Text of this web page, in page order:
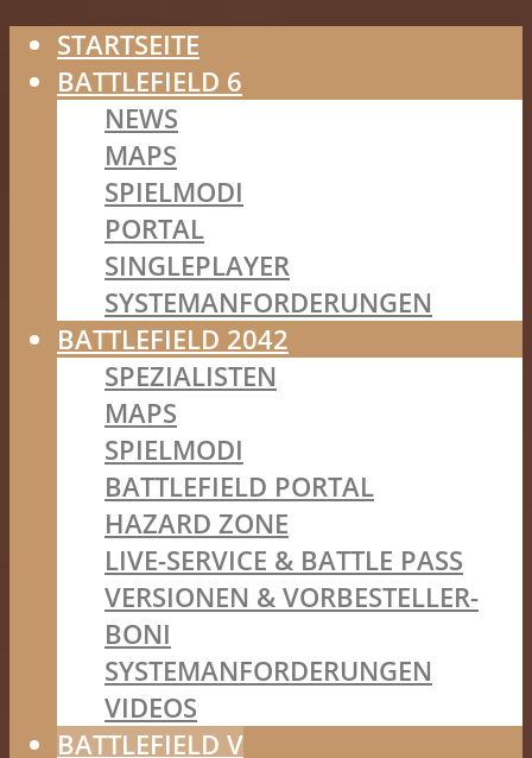
STARTSEITE
BATTLEFIELD 6
NEWS
MAPS
SPIELMODI
PORTAL
SINGLEPLAYER
SYSTEMANFORDERUNGEN
BATTLEFIELD 2042
SPEZIALISTEN
MAPS
SPIELMODI
BATTLEFIELD PORTAL
HAZARD ZONE
LIVE-SERVICE & BATTLE PASS
VERSIONEN & VORBESTELLER-
BONI
SYSTEMANFORDERUNGEN
VIDEOS
BATTLEFIELD V